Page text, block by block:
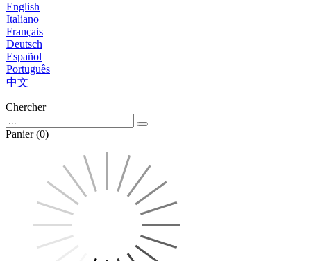
English
Italiano
Français
Deutsch
Español
Português
中文
Chercher
Panier (0)